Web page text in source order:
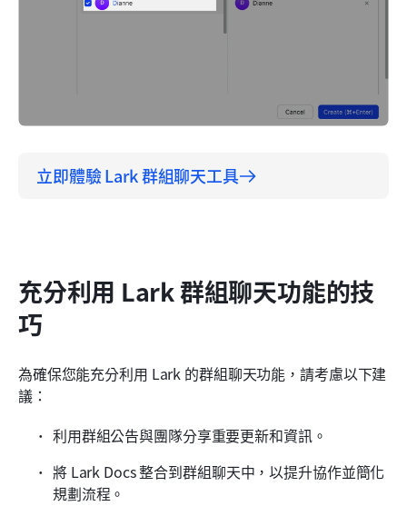
立即體驗 Lark 群組聊天工具
充分利用 Lark 群組聊天功能的技
巧
為確保您能充分利用 Lark 的群組聊天功能，請考慮以下建
議：
利用群組公告與團隊分享重要更新和資訊。
將 Lark Docs 整合到群組聊天中，以提升協作並簡化
規劃流程。